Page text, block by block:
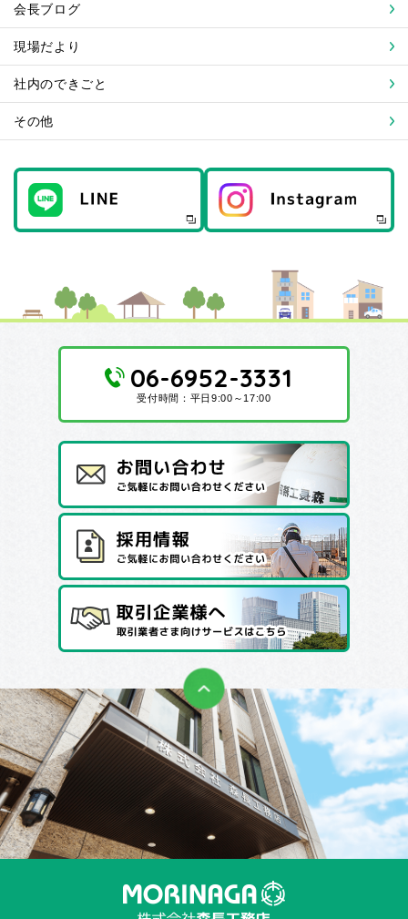
会長ブログ
現場だより
社内のできごと
その他
06-6952-3331
受付時間：平日9:00～17:00